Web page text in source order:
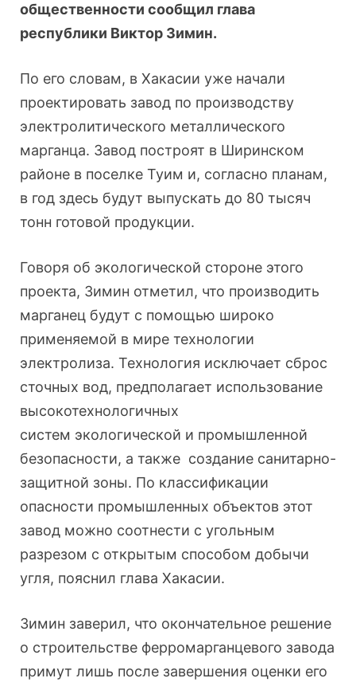
общественности сообщил глава
республики Виктор Зимин.
По его словам, в Хакасии уже начали
проектировать завод по производству
электролитического металлического
марганца. Завод построят в Ширинском
районе в поселке Туим и, согласно планам,
в год здесь будут выпускать до 80 тысяч
тонн готовой продукции.
Говоря об экологической стороне этого
проекта, Зимин отметил, что производить
марганец будут с помощью широко
применяемой в мире технологии
электролиза. Технология исключает сброс
сточных вод, предполагает использование
высокотехнологичных
систем экологической и промышленной
безопасности, а также создание санитарно-
защитной зоны. По классификации
опасности промышленных объектов этот
завод можно соотнести с угольным
разрезом с открытым способом добычи
угля, пояснил глава Хакасии.
Зимин заверил, что окончательное решение
о строительстве ферромарганцевого завода
примут лишь после завершения оценки его